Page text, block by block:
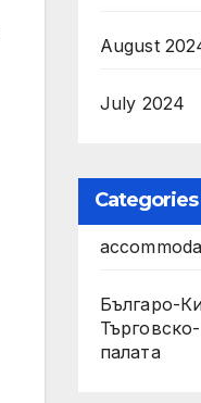
August
July 2024
Categories
Българо-
палата